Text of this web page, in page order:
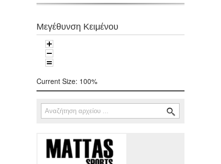
Μεγέθυνση Κειμένου
Current Size: 100%
Φόρμα αναζήτησης
Αναζήτηση